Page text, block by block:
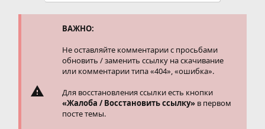
ВАЖНО:
Не оставляйте комментарии с просьбами
обновить / заменить ссылку на скачивание
или комментарии типа «404», «ошибка».
Для восстановления ссылки есть кнопки
«Жалоба / Восстановить ссылку» в первом
посте темы.